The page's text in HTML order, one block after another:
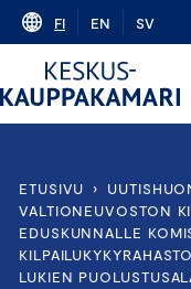
Skip
content
FI EN SV
ETUSIVU ›
VALTIONEUVOSTON
EDUSKUNNALLE
LUKIEN